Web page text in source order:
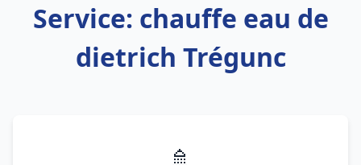
Service: chauffe eau de
dietrich Trégunc